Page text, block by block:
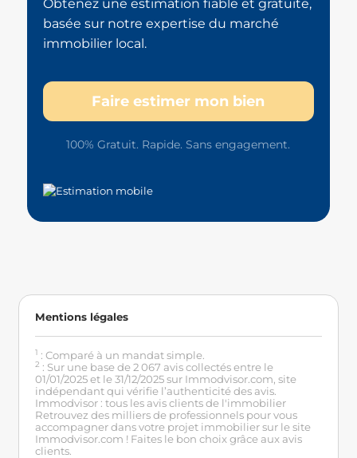
Obtenez une estimation fiable et gratuite,
basée sur notre expertise du marché
immobilier local.
Faire estimer mon bien
100% Gratuit. Rapide. Sans engagement.
Mentions légales
1 : Comparé à un mandat simple.
2 : Sur une base de 2 067 avis collectés entre le
01/01/2025 et le 31/12/2025 sur Immodvisor.com, site
indépendant qui vérifie l’authenticité des avis.
Immodvisor : tous les avis clients de l'immobilier
Retrouvez des milliers de professionnels pour vous
accompagner dans votre projet immobilier sur le site
Immodvisor.com ! Faites le bon choix grâce aux avis
clients.